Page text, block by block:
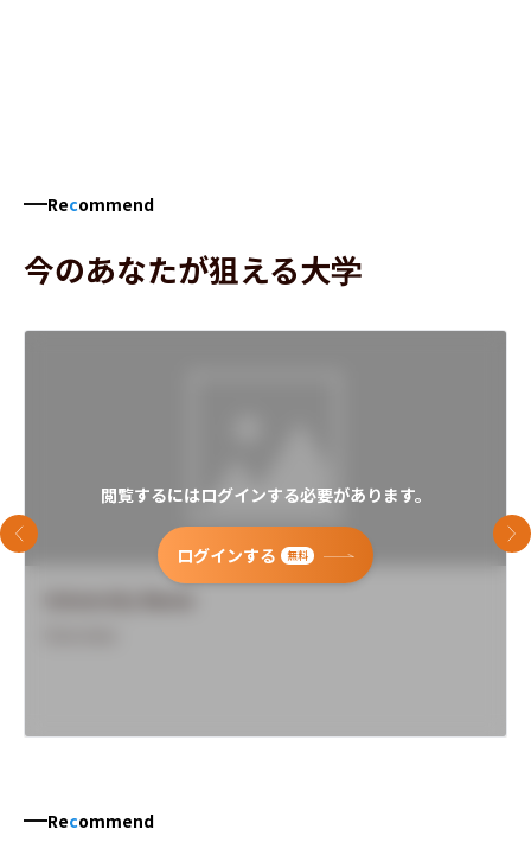
Recommend
今のあなたが狙える大学
閲覧するにはログインする必要があります。
ログインする 無料
前のスライド 次
Recommend